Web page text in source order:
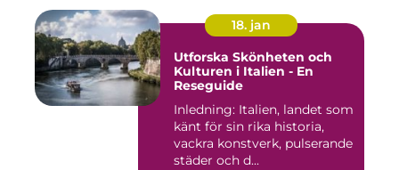
18. jan
Utforska Skönheten och
Kulturen i Italien - En
Reseguide
Inledning: Italien, landet som
känt för sin rika historia,
vackra konstverk, pulserande
städer och d...